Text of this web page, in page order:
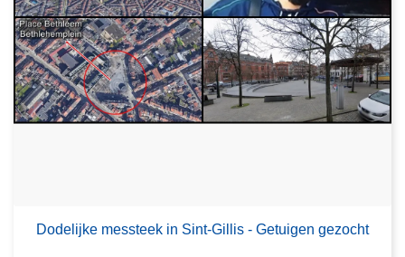
Dodelijke messteek in Sint-Gillis - Getuigen gezocht